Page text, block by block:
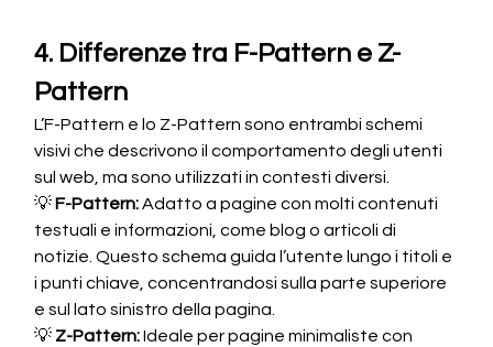
4. Differenze tra F-Pattern e Z-
Pattern
L’F-Pattern e lo Z-Pattern sono entrambi schemi
visivi che descrivono il comportamento degli utenti
sul web, ma sono utilizzati in contesti diversi.
💡 F-Pattern: Adatto a pagine con molti contenuti
testuali e informazioni, come blog o articoli di
notizie. Questo schema guida l’utente lungo i titoli e
i punti chiave, concentrandosi sulla parte superiore
e sul lato sinistro della pagina.
💡 Z-Pattern: Ideale per pagine minimaliste con